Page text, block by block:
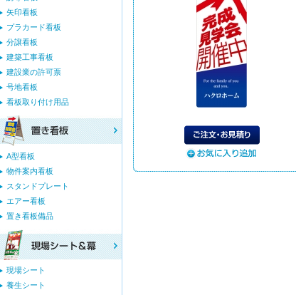
矢印看板
プラカード看板
分譲看板
建築工事看板
建設業の許可票
号地看板
看板取り付け用品
A型看板
物件案内看板
スタンドプレート
エアー看板
置き看板備品
現場シート
養生シート